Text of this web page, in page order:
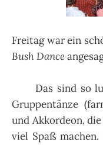
Freitag war ein
Bush Dance
Das sind so
Gruppentänze
und Akkordeon,
viel Spaß